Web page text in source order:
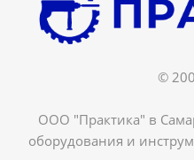
©
ООО "Практика" в
оборудования и